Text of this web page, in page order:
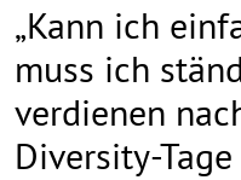
„Kann ich
muss ich
verdienen
Diversity-